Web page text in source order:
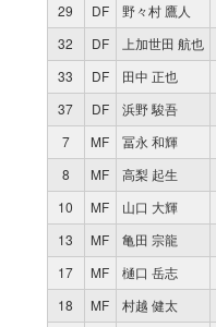
29
DF 野々村 鷹人
32
DF 上加世田 航也
33
DF 田中 正也
37
DF 浜野 駿吾
7
MF 冨永 和輝
8
MF 高梨 起生
10
MF 山口 大輝
13
MF 亀田 宗龍
17
MF 樋口 岳志
18
MF 村越 健太